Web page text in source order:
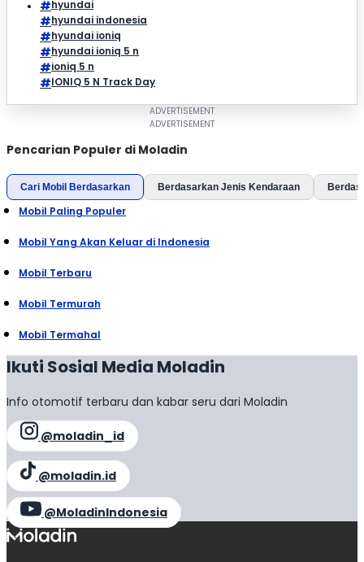
hyundai
hyundai indonesia
hyundai ioniq
hyundai ioniq 5 n
ioniq 5 n
IONIQ 5 N Track Day
Pencarian Populer di Moladin
Cari Mobil Berdasarkan Berdasarkan Jenis Kendaraan
Mobil Paling Populer
Mobil Yang Akan Keluar di Indonesia
Mobil Terbaru
Mobil Termurah
Mobil Termahal
Ikuti Sosial Media Moladin
Info otomotif terbaru dan kabar seru dari Moladin
@moladin_id
@moladin.id
@MoladinIndonesia